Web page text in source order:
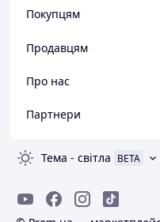
Покупцям
Продавцям
Про нас
Партнери
Тема - світла BETA